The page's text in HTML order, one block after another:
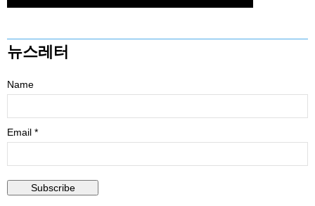
뉴스레터
Name
Email *